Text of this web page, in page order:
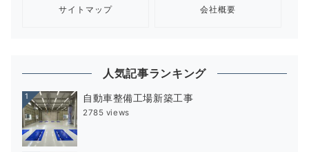
サイトマップ 会社概要
人気記事ランキング
1 自動車整備工場新築工事
2785 views